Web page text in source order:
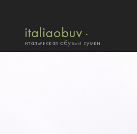
итальянская обувь и сумки